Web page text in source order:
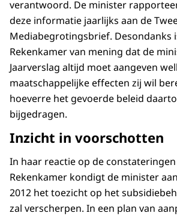
verantwoord. De minister
deze informatie jaarlijks aan de
Mediabegrotingsbrief. Desondanks
Rekenkamer van mening dat de
Jaarverslag altijd moet aangeven
maatschappelijke effecten zij wil
hoeverre het gevoerde beleid
bijgedragen.
Inzicht in voorschotten
In haar reactie op de
Rekenkamer kondigt de minister
2012 het toezicht op het
zal verscherpen. In een plan van